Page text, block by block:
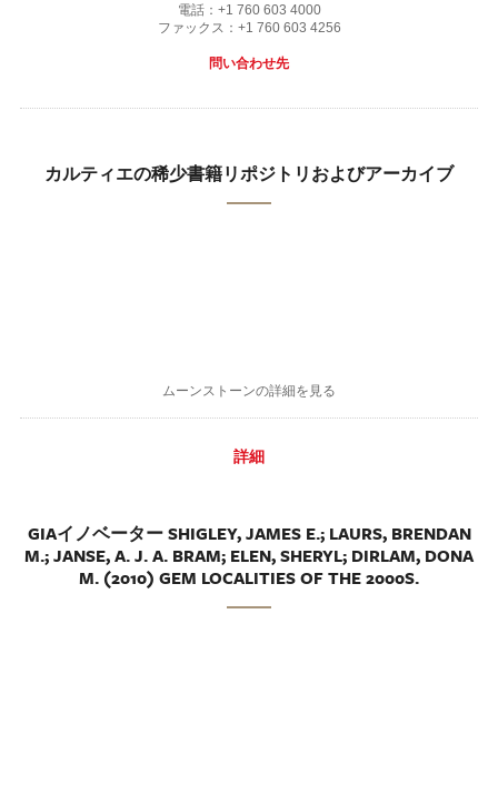
電話：+1 760 603 4000
ファックス：+1 760 603 4256
問い合わせ先
カルティエの稀少書籍リポジトリおよびアーカイブ
ムーンストーンの詳細を見る
詳細
GIAイノベーター SHIGLEY, JAMES E.; LAURS, BRENDAN
M.; JANSE, A. J. A. BRAM; ELEN, SHERYL; DIRLAM, DONA
M. (2010) GEM LOCALITIES OF THE 2000S.